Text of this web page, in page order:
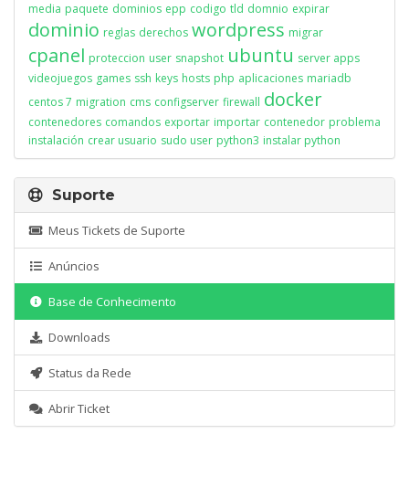
media paquete dominios epp codigo tld domnio expirar
dominio reglas derechos wordpress migrar
cpanel proteccion user snapshot ubuntu server apps
videojuegos games ssh keys hosts php aplicaciones mariadb
centos 7 migration cms configserver firewall docker
contenedores comandos exportar importar contenedor problema
instalación crear usuario sudo user python3 instalar python
Suporte
Meus Tickets de Suporte
Anúncios
Base de Conhecimento
Downloads
Status da Rede
Abrir Ticket